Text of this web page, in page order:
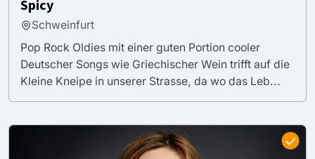
Spicy
Schweinfurt
Pop Rock Oldies mit einer guten Portion cooler
Deutscher Songs wie Griechischer Wein trifft auf die
Kleine Kneipe in unserer Strasse, da wo das Leb...